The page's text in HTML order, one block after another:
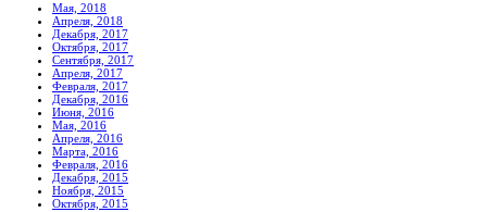
Мая, 2018
Апреля, 2018
Декабря, 2017
Октября, 2017
Сентября, 2017
Апреля, 2017
Февраля, 2017
Декабря, 2016
Июня, 2016
Мая, 2016
Апреля, 2016
Марта, 2016
Февраля, 2016
Декабря, 2015
Ноября, 2015
Октября, 2015